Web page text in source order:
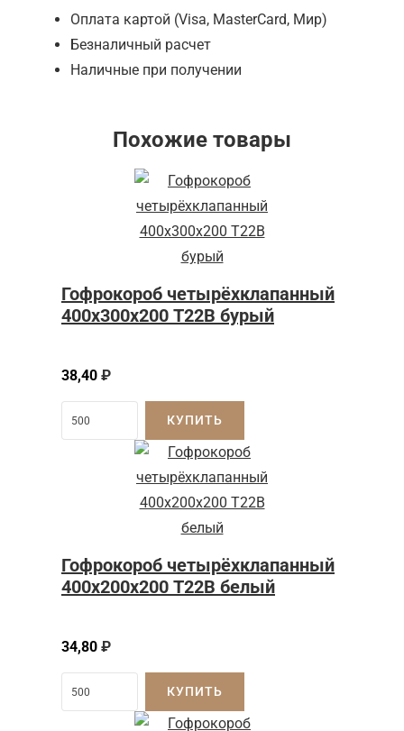
Оплата картой (Visa, MasterCard, Мир)
Безналичный расчет
Наличные при получении
Похожие товары
Гофрокороб четырёхклапанный
400х300х200 Т22В бурый
38,40 ₽
КУПИТЬ
Гофрокороб четырёхклапанный
400х200х200 Т22В белый
34,80 ₽
КУПИТЬ